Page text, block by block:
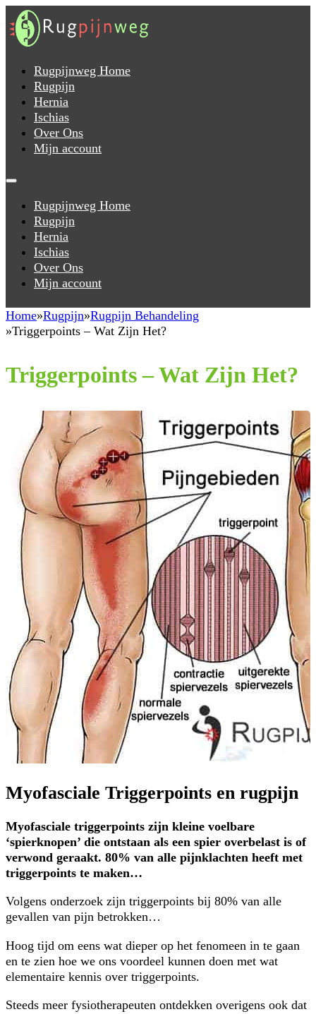
Rugpijnweg Home
Rugpijn
Hernia
Ischias
Over Ons
Mijn account
Rugpijnweg Home
Rugpijn
Hernia
Ischias
Over Ons
Mijn account
Home Rugpijn Rugpijn Behandeling
Triggerpoints – Wat Zijn Het?
Triggerpoints – Wat Zijn Het?
Myofasciale Triggerpoints en rugpijn
Myofasciale triggerpoints zijn kleine voelbare
‘spierknopen’ die ontstaan als een spier overbelast is of
verwond geraakt. 80% van alle pijnklachten heeft met
triggerpoints te maken…
Volgens onderzoek zijn triggerpoints bij 80% van alle
gevallen van pijn betrokken…
Hoog tijd om eens wat dieper op het fenomeen in te gaan
en te zien hoe we ons voordeel kunnen doen met wat
elementaire kennis over triggerpoints.
Steeds meer fysiotherapeuten ontdekken overigens ook dat